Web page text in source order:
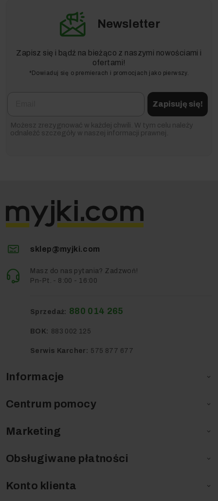
ReCa
Usługi
Newsletter
Zapisz się i bądź na bieżąco z naszymi nowościami i
ofertami!
*Dowiaduj się o premierach i promocjach jako pierwszy.
Zapisuję się!
Możesz zrezygnować w każdej chwili. W tym celu należy
odnaleźć szczegóły w naszej informacji prawnej.
Informacje 
Centrum pomocy 
Marketing 
Obsługiwane płatności 
Konto klienta 
sklep@myjki.com
Masz do nas pytania? Zadzwoń!
Pn-Pt. - 8:00 - 16:00
Sprzedaż: 880 014 265
BOK: 883 002 125
Serwis Karcher: 575 877 677